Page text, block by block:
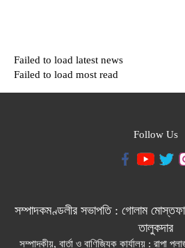
Failed to load latest news
Failed to load most read
Follow Us
সম্পাদকমণ্ডলীর সভাপতি : গোলাম
তালুকদার
সম্পাদকীয়, বার্তা ও বাণিজ্যিক কার্যালয় : রাপা